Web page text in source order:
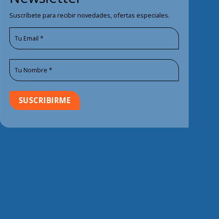
Suscríbete para recibir novedades, ofertas especiales.